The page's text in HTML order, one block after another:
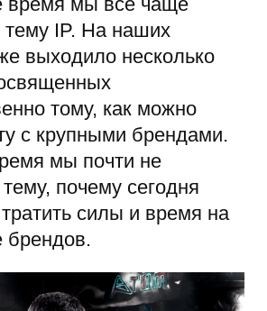
тему IP. На наших
выходило несколько
тому, как можно
с крупными брендами.
мы почти не
почему сегодня
силы и время на
брендов.